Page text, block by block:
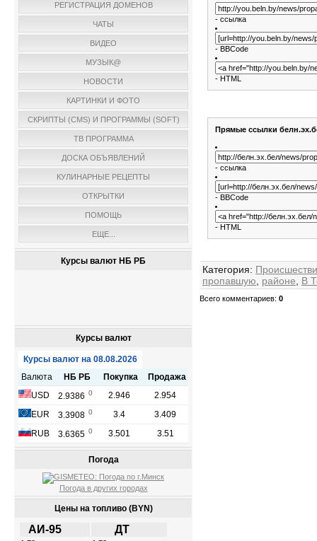
РЕГИСТРАЦИЯ ДОМЕНОВ
ЧАТЫ
ВИДЕО
МУЗЫК@
НОВОСТИ
КАРТИНКИ И ФОТО
СКРИПТЫ (CMS) И ПРОГРАММЫ (SOFT)
ТВ ПРОГРАММА
ДОСКА ОБЪЯВЛЕНИЙ
КУЛИНАРНЫЕ РЕЦЕПТЫ
ОТКРЫТКИ
ПОМОЩЬ
ЕЩЕ...
Курсы валют НБ РБ
Курсы валют
Погода
Погода в других городах
Цены на топливо (BYN)
АИ-95 ДТ
- ссылка
- BBCode
- HTML
Прямые ссылки
- ссылка
- BBCode
- HTML
Категория:
пропавшую
районе В
Всего комментариев: 0